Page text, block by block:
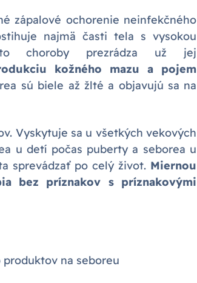
zápalové ochorenie neinfekčného
najmä časti tela s vysokou
choroby prezrádza už jej
kožného mazu a pojem
sú biele až žlté a objavujú sa na
Vyskytuje sa u všetkých vekových
u detí počas puberty a seborea u
sprevádzať po celý život. Miernou
bez príznakov s príznakovými
na seboreu